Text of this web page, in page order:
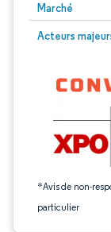
Marché
Acteurs
*Avis de non-
particulier
Image © Mordor